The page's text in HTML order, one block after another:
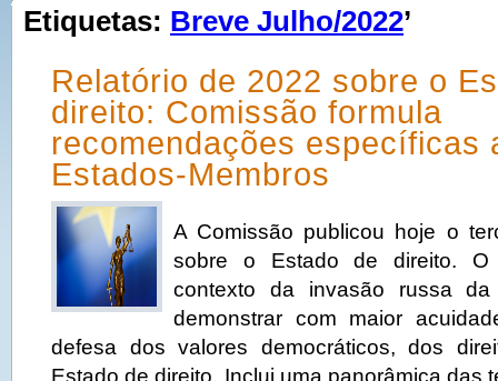
Etiquetas: Breve Julho/2022’
Relatório de 2022 sobre o
direito: Comissão formula
recomendações específicas
Estados-Membros
A Comissão publicou hoje o
sobre o Estado de direito. O
contexto da invasão russa
demonstrar com maior
defesa dos valores democráticos, dos
Estado de direito. Inclui uma panorâmica das